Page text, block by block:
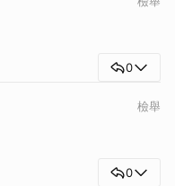
0
檢舉
0